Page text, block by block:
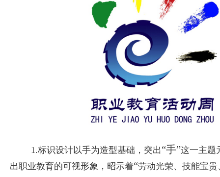
1.标识设计以手为造型基础，突出“手”这一主题
出职业教育的可视形象，昭示着“劳动光荣、技能宝